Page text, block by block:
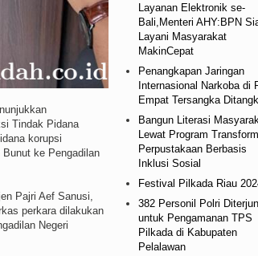
Tindak Pidana
korupsi
Bunut ke Pengadilan
Pajri Aef Sanusi,
perkara dilakukan
Negeri
Layanan Elektronik se-
Bali,Menteri AHY:BPN
Layani Masyarakat
MakinCepat
Penangkapan Jaringan
Internasional Narkoba di
Empat Tersangka
Bangun Literasi
Lewat Program
Perpustakaan Berbasis
Inklusi Sosial
Festival Pilkada Riau
382 Personil Polri
untuk Pengamanan TPS
Pilkada di Kabupaten
Pelalawan